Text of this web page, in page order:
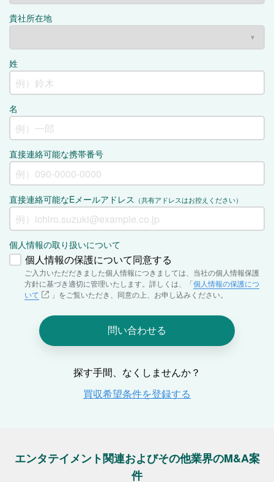
エンタテイメント関連およびその他業界のM&A案
件